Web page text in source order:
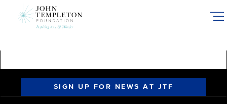
SIGN UP FOR NEWS AT JTF